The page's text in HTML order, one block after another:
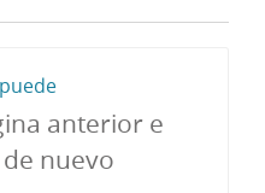
anterior e
nuevo